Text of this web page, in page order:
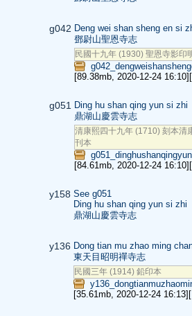
g042 Deng wei shan sheng en si
鄧尉山聖恩寺志
民國十九年 (1930) 聖恩寺影印
[89.38mb, 2020-12-24 16:10]
g051 Ding hu shan qing yun si zhi
鼎湖山慶雲寺志
清康熙四十九年 (1710) 刻本清
刊本
[84.61mb, 2020-12-24 16:10]
y158 See g051
Ding hu shan qing yun si zhi
鼎湖山慶雲寺志
y136 Dong tian mu zhao ming
東天目昭明禪寺志
民國三年 (1914) 鉛印本
[35.61mb, 2020-12-24 16:13]